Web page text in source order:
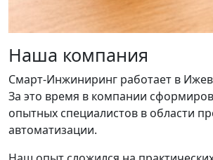
Наша компания
Смарт-Инжиниринг работает в
За это время в компании
опытных специалистов в области
автоматизации.